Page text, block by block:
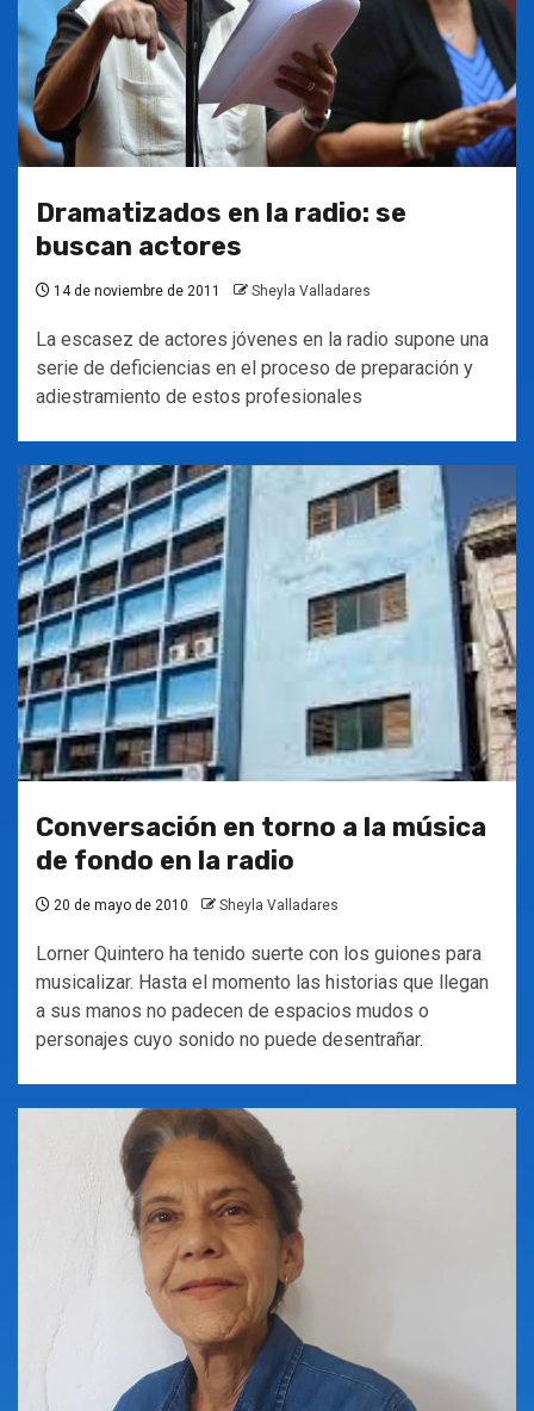
Dramatizados en la radio: se
buscan actores
14 de noviembre de 2011 Sheyla Valladares
La escasez de actores jóvenes en la radio supone una
serie de deficiencias en el proceso de preparación y
adiestramiento de estos profesionales
Conversación en torno a la música
de fondo en la radio
20 de mayo de 2010 Sheyla Valladares
Lorner Quintero ha tenido suerte con los guiones para
musicalizar. Hasta el momento las historias que llegan
a sus manos no padecen de espacios mudos o
personajes cuyo sonido no puede desentrañar.